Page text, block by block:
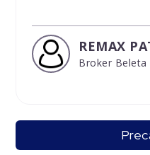
REMAX
Broker Beleta